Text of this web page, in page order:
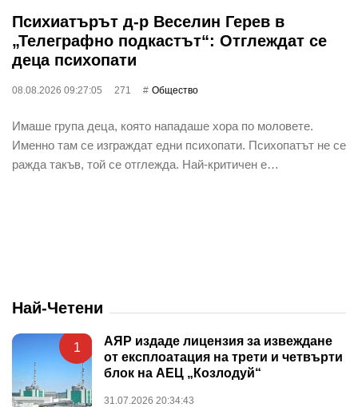
Психиатърът д-р Веселин Герев в
„Телеграфно подкастът“: Отглеждат се
деца психопати
08.08.2026 09:27:05 271 Общество
Имаше група деца, която нападаше хора по моловете.
Именно там се изграждат едни психопати. Психопатът не се
ражда такъв, той се отглежда. Най-критичен е…
Най-Четени
1
АЯР издаде лицензия за извеждане
от експлоатация на трети и четвърти
блок на АЕЦ „Козлодуй“
31.07.2026 20:34:43